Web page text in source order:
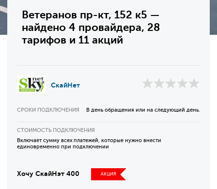
Ветеранов пр-кт, 152 к5 —
найдено 4 провайдера, 28
тарифов и 11 акций
СкайНет
СРОКИ ПОДКЛЮЧЕНИЯ В день обращения или на следующий день.
СТОИМОСТЬ ПОДКЛЮЧЕНИЯ
Включает сумму всех платежей, которые нужно внести
единовременно при подключении
Хочу СкайНэт 400 АКЦИЯ